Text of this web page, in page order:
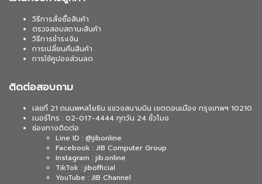
วิธีการสั่งซื้อสินค้า
ตรวจสอบสถานะสินค้า
วิธีการชำระเงิน
การเปลี่ยนคืนสินค้า
การใช้คูปองส่วนลด
ติดต่อสอบถาม
เลขที่ 21 ถนนพหลโยธิน แขวงสนามบิน เขตดอนเมือง กรุงเทพฯ 10210
เบอร์โทร : 02-017-4444 ทุกวัน 24 ชั่วโมง
ช่องทางติดต่อ
Line ID : @jibonline
Facebook : JIB Computer Group
Instagram : jib.online
TikTok : jibofficial
YouTube : JIB Channel